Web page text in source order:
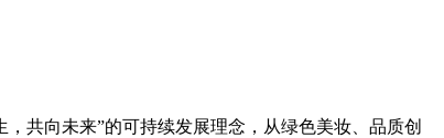
共向未来”的可持续发展理念，从绿色美妆、品质创